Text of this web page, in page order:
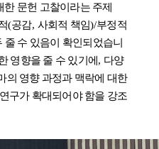
문헌 고찰이라는 주제
(공감, 사회적 책임)/부정적
줄 수 있음이 확인되었습니
영향을 줄 수 있기에 , 다양
의 영향 과정과 맥락에 대한
구가 확대되어야 함을 강조